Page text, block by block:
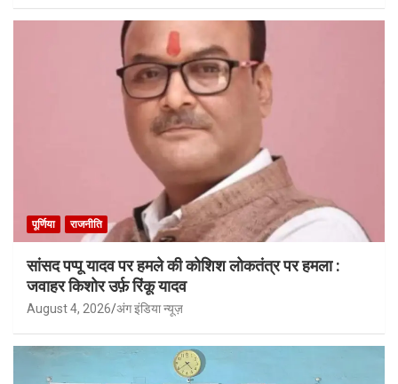
पूर्णिया राजनीति
सांसद पप्पू यादव पर हमले की कोशिश लोकतंत्र पर हमला :
जवाहर किशोर उर्फ़ रिंकू यादव
August 4, 2026 अंग इंडिया न्यूज़